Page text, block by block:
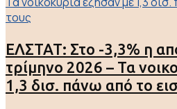
ΕΛΣΤΑΤ: Στο -3,3% η
τρίμηνο 2026 – Τα
1,3 δισ. πάνω από το